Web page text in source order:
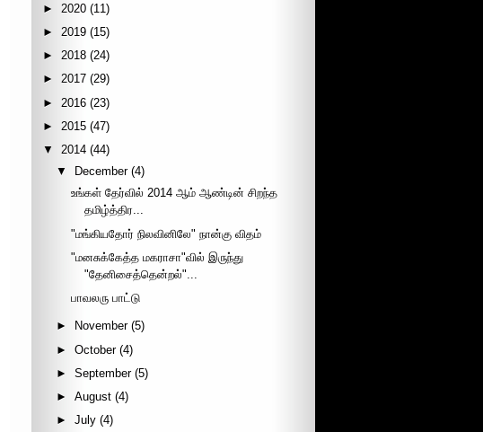
► 2020 (11)
► 2019 (15)
► 2018 (24)
► 2017 (29)
► 2016 (23)
► 2015 (47)
▼
2014 (44)
▼
December (4)
உங்கள் தேர்வில் 2014 ஆம் ஆண்டின் சிறந்த
தமிழ்த்திர...
"மங்கியதோர் நிலவினிலே" நான்கு விதம்
"மனசுக்கேத்த மகராசா"வில் இருந்து
"தேனிசைத்தென்றல்"...
பாவலரு பாட்டு
► November (5)
►October (4)
►September (5)
►August (4)
►July (4)